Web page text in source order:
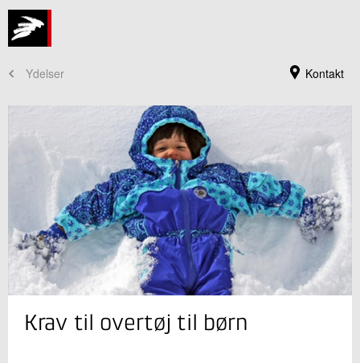
Kontakt
Ydelser
Jeg er din kontaktperson
Johnny Rodam
Sektionsleder
Krav til overtøj til børn